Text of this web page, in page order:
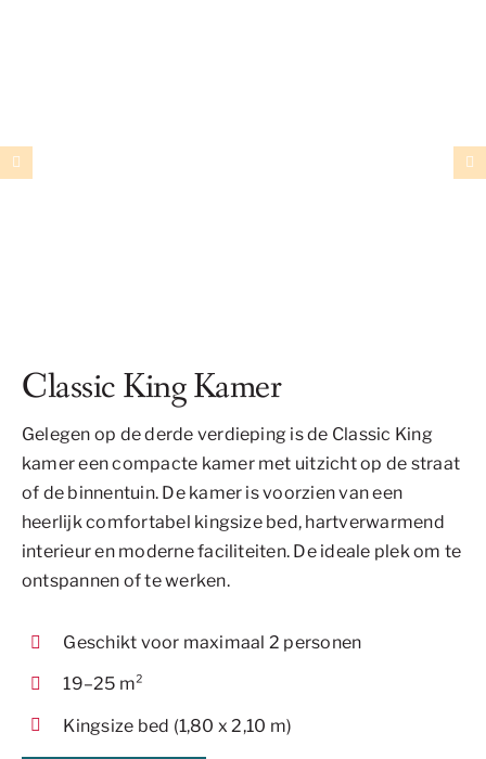
Classic King Kamer
Gelegen op de derde verdieping is de Classic King
kamer een compacte kamer met uitzicht op de straat
of de binnentuin. De kamer is voorzien van een
heerlijk comfortabel kingsize bed, hartverwarmend
interieur en moderne faciliteiten. De ideale plek om te
ontspannen of te werken.
Geschikt voor maximaal 2 personen
19–25 m²
Kingsize bed (1,80 x 2,10 m)